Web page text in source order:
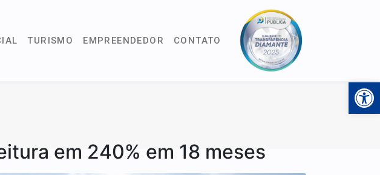
TURISMO EMPREENDEDOR CONTATO
em 240% em 18 meses